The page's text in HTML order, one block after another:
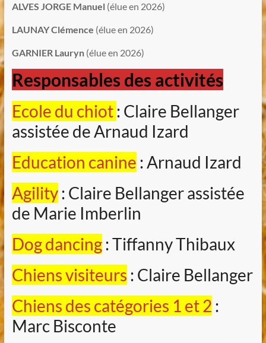
ALVES JORGE Manuel (élue en 2026)
LAUNAY Clémence (élue en 2026)
GARNIER Lauryn(élue en 2026)
Responsables des activités
Ecole du chiot: Claire Bellanger
assistée de Arnaud Izard
Education canine : Arnaud Izard
Agility: Claire Bellanger assistée
de Marie Imberlin
Dog dancing: Tiffanny Thibaux
Chiens visiteurs : Claire Bellanger
Chiens des catégories 1 et 2 :
Marc Bisconte